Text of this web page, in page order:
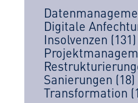
Digitale
Insolvenzen (131)
Sanierungen (18)
Transformation